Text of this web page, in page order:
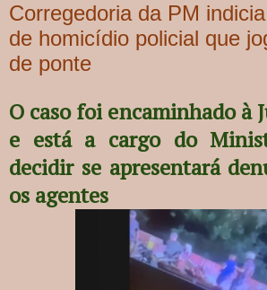
Corregedoria da PM
de homicídio policial que
de ponte
O caso foi encaminhado à
e está a cargo do
decidir se apresentará
os agentes